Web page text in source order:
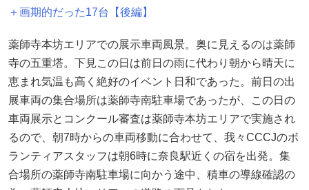
＋画期的だった17台【後編】
薬師寺本坊エリアでの展示車両風景。奥に見えるのは薬師
寺の五重塔。下見この日は前日の雨に代わり朝から晴天に
恵まれ気温も高く絶好のイベント日和であった。前日の出
展車両の集合場所は薬師寺南駐車場であったが、この日の
車両展示とコンクール審査は薬師寺本坊エリアで実施され
るので、朝7時からの車両移動に合わせて、我々CCCJのボ
ランティアスタッフは朝6時に奈良駅近くの宿を出発。集
合場所の薬師寺南駐車場に向かう途中、積車の導線確認の